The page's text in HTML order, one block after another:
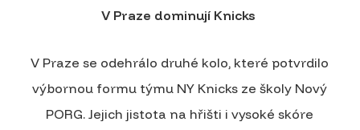
V Praze dominují Knicks
V Praze se odehrálo druhé kolo, které potvrdilo
výbornou formu týmu NY Knicks ze školy Nový
PORG. Jejich jistota na hřišti i vysoké skóre